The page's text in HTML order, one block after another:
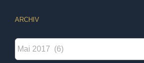
ARCHIV
Archiv